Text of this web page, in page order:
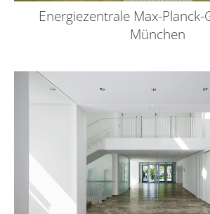
Energiezentrale Max-Planck-
München